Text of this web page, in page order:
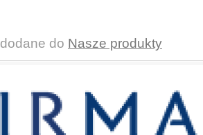
dodane do Nasze produkty